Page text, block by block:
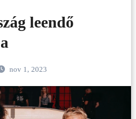
leendő
nov 1, 2023